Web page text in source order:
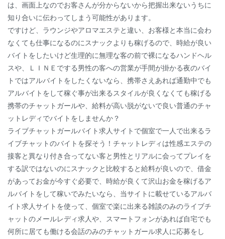
は、画面上なのでお客さんが分からないから把握出来ないうちに
知り合いに伝わってしまう可能性があります。
ですけど、ラウンジやアロマエステと違い、お客様と本当に会わ
なくても仕事になるのにスナックよりも稼げるので、時給が良い
バイトをしたいけど生理的に無理な客の前で裸になるハンドヘル
スや、ＬＩＮＥでする男性の客への営業が手間が掛かる夜のバイ
トではアルバイトをしたくないなら、携帯さえあれば通勤中でも
アルバイトをして稼ぐ事が出来るスタイルが良くなくても稼げる
携帯のチャットガールや、給料が高い脱がないで良い普通のチャ
ットレディでバイトをしませんか？
ライブチャットガールバイト求人サイトで個室で一人で出来るラ
イブチャットのバイトを探そう！チャットレディは性感エステの
接客と異なり付き合ってない客と男性とリアルに会ってプレイを
する訳ではないのにスナックと比較すると給料が良いので、借金
があってお金が今すぐ必要で、時給が良くて沢山お金を稼げるア
ルバイトをして稼いでみたいなら、当サイトに載せているアルバ
イト求人サイトを使って、個室で楽に出来る雑談のみのライブチ
ャットのメールレディ求人や、スマートフォンがあれば自宅でも
何所に居ても働ける会話のみのチャットガール求人に応募をし